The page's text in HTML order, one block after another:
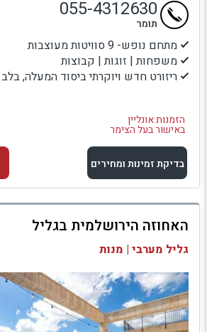
מתחם נופש- 9 סוויטות מעוצבות
משפחות | זוגות | קבוצות
ריזורט חדש ויוקרתי ביסוד המעלה, בלב
הזמנות אונליין
באישור בעל הצימר
055-4312630
תומר
בדיקת זמינות ומחירים
למתחם זה
בדיקת זמינות ומחירים
האחוזה הירושלמית בגליל
גליל מערבי | מנות